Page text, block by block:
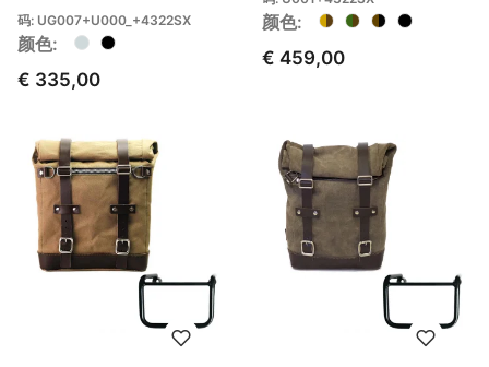
码: UG007+U000_+4322SX
颜色:
€ 335,00
颜色:
€ 459,00